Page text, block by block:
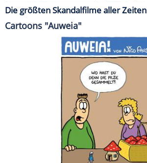
Die größten Skandalfilme aller Zeiten
Cartoons "Auweia"